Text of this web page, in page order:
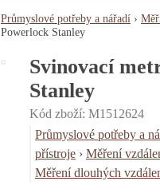
Průmyslové potřeby a nářadí ›
Powerlock Stanley
Svinovací
Stanley
Kód zboží: M1512624
Průmyslové potřeby a
přístroje › Měření
Měření dlouhých